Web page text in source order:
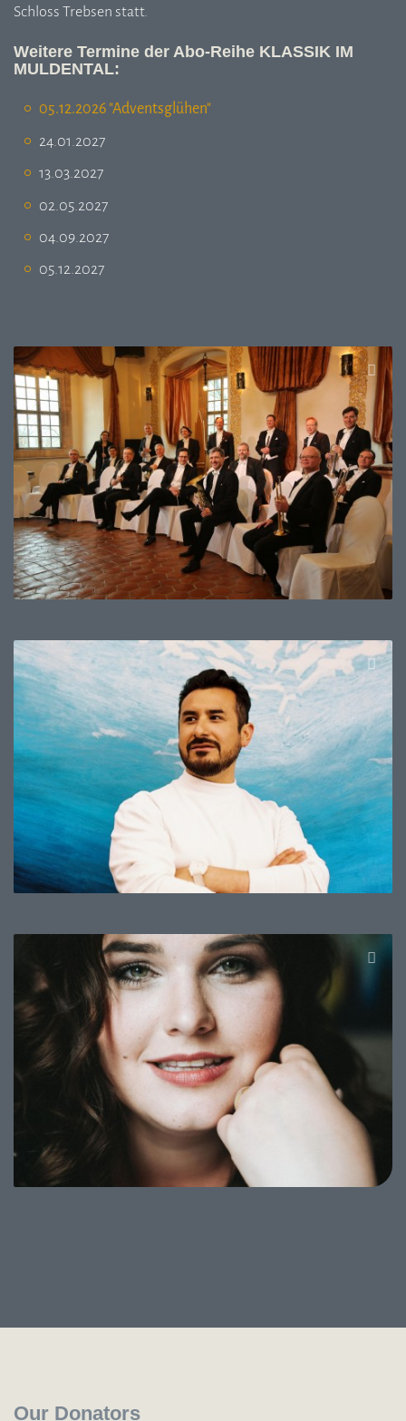
Schloss Trebsen statt.
Weitere Termine der Abo-Reihe KLASSIK IM
MULDENTAL:
05.12.2026 "Adventsglühen"
24.01.2027
13.03.2027
02.05.2027
04.09.2027
05.12.2027
Our Donators